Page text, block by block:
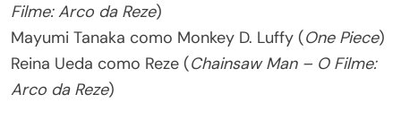
Filme: Arco da Reze)
Mayumi Tanaka como Monkey D. Luffy (One Piece)
Reina Ueda como Reze (Chainsaw Man – O Filme:
Arco da Reze)